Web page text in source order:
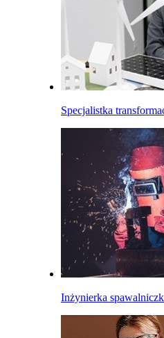
Specjalistka
Inżynierka